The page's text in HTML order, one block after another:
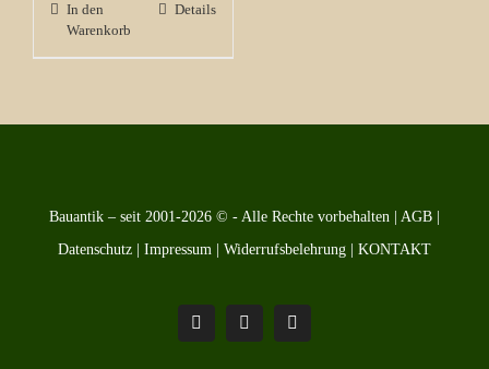
In den
Warenkorb
Details
Bauantik – seit 2001-2026 © - Alle Rechte vorbehalten | AGB
Datenschutz
Impressum Widerrufsbelehrung KONTAKT
PinterestFacebookInstagram